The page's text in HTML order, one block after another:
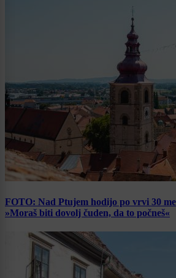
FOTO: Nad Ptujem hodijo po vrvi 30
»Moraš biti dovolj čuden, da to počneš«